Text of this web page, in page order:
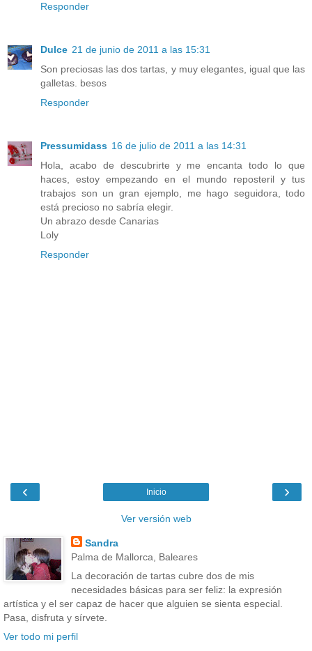
Responder
Dulce 21 de junio de 2011 a las 15:31
Son preciosas las dos tartas, y muy elegantes, igual que las
galletas. besos
Responder
Pressumidass 16 de julio de 2011 a las 14:31
Hola, acabo de descubrirte y me encanta todo lo que
haces, estoy empezando en el mundo reposteril y tus
trabajos son un gran ejemplo, me hago seguidora, todo
está precioso no sabría elegir.
Un abrazo desde Canarias
Loly
Responder
‹ ›
Inicio
Ver versión web
Sandra
Palma de Mallorca, Baleares
La decoración de tartas cubre dos de mis
necesidades básicas para ser feliz: la expresión
artística y el ser capaz de hacer que alguien se sienta especial.
Pasa, disfruta y sírvete.
Ver todo mi perfil